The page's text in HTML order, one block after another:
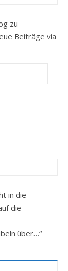
zu
Beiträge via
in die
die
über…“